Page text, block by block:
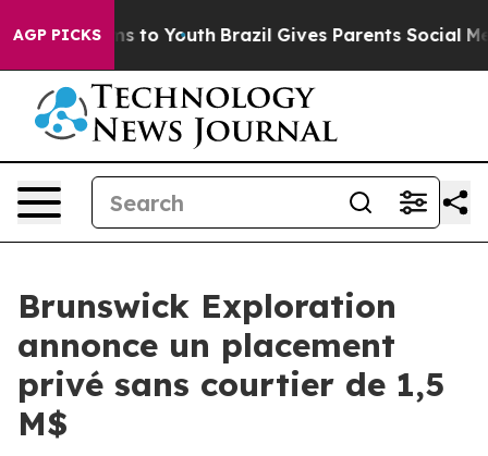
AGP PICKS
Harms to Youth Brazil Gives Parents Social
Brunswick Exploration
annonce un placement
privé sans courtier de 1,5
M$